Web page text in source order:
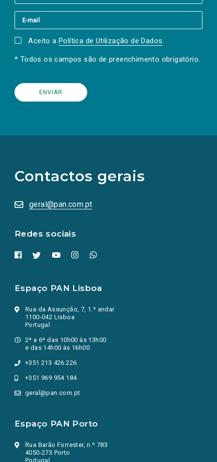
Aceito a Política de Utilização de Dados.
* Todos os campos são de preenchimento obrigatório.
Contactos gerais
geral@pan.com.pt
Redes sociais
redes
sociais
numa
nova
Espaço PAN Lisboa
Rua da Assunção, 7, 1.º andar
1100-042 Lisboa
Portugal
2ª a 6ª das 10h00 às 13h00
e das 14h00 às 16h00
+351 213 426 226
+351 969 954 184
geral@pan.com.pt
Espaço PAN Porto
Rua Barão Forrester, n.º 783
4050-273 Porto
Portugal